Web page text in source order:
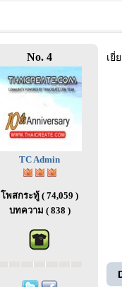
No. 4
TC Admin
โพสกระทู้ ( 74,059 )
บทความ ( 838 )
เยี่